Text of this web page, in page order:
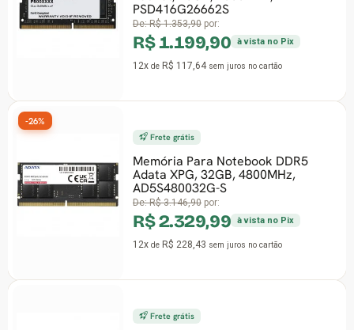
PSD416G26662S
De:R$ 1.353,90 por:
R$ 1.199,90 à vista no Pix
12x de R$ 117,64sem juros no cartão
Frete grátis
Memória Para Notebook DDR5
Adata XPG, 32GB, 4800MHz,
AD5S480032G-S
De:R$ 3.146,90 por:
R$ 2.329,99 à vista no Pix
12x de R$ 228,43 sem juros no cartão
-26%
Frete grátis